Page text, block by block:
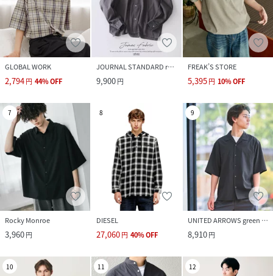
GLOBAL WORK
2,794円 44%OFF
JOURNAL STANDARD relume
9,900円
FREAK’S STORE
5,395円 10%OFF
7
Rocky Monroe
3,960円
8
DIESEL
27,060円 40%OFF
9
UNITED ARROWS green label relaxing
8,910円
10 11 12